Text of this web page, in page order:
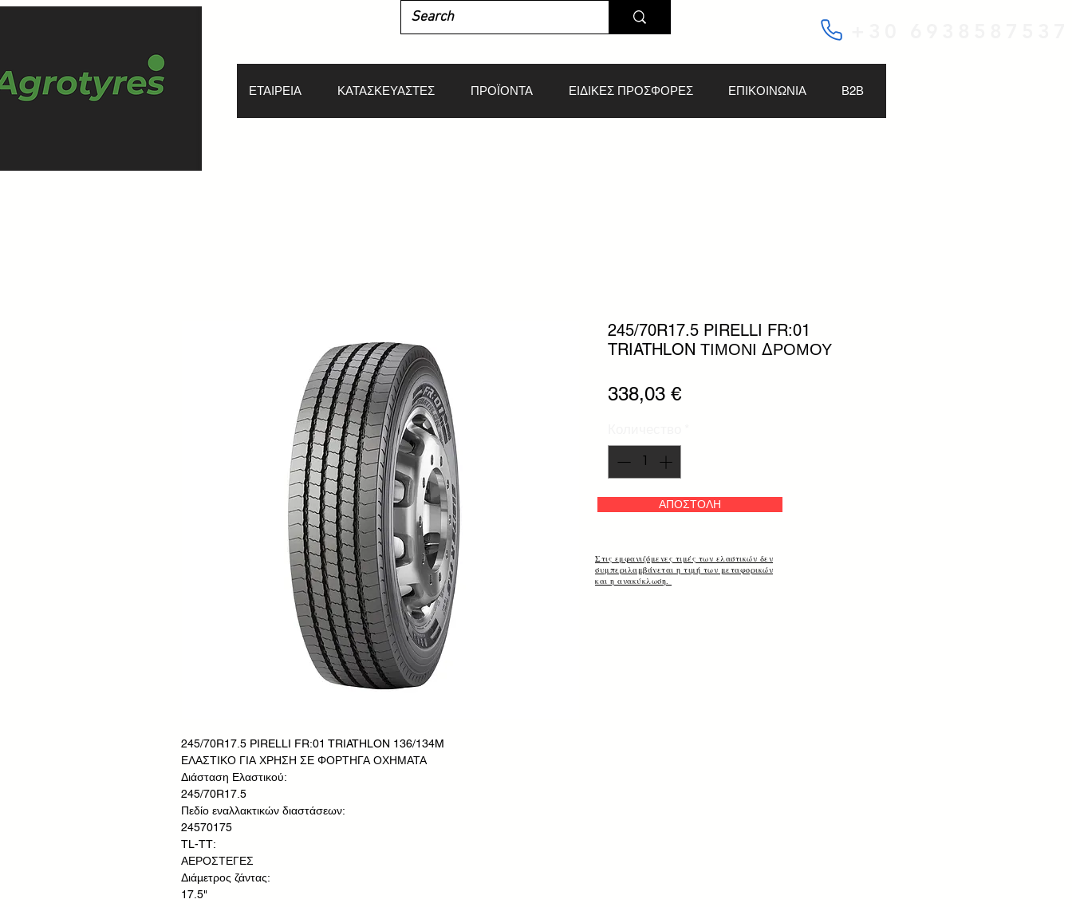
ΕΤΑΙΡΕΙΑ ΚΑΤΑΣΚΕΥΑΣΤΕΣ ΠΡΟΪΟΝΤΑ ΕΙΔΙΚΕΣ ΠΡΟΣΦΟΡΕΣ ΕΠΙΚΟΙΝΩΝΙΑ Β2Β
245/70R17.5 PIRELLI FR:01 TRIATHLON 136/134M
ΕΛΑΣΤΙΚΟ ΓΙΑ ΧΡΗΣΗ ΣΕ ΦΟΡΤΗΓΑ ΟΧΗΜΑΤΑ
Διάσταση Ελαστικού:
245/70R17.5
Πεδίο εναλλακτικών διαστάσεων:
24570175
TL-TT:
ΑΕΡΟΣΤΕΓΕΣ
Διάμετρος ζάντας:
17.5"
245/70R17.5 PIRELLI FR:01
TRIATHLON ΤΙΜΟΝΙ ΔΡΟΜΟΥ
338,03 €Цена
ΑΠΟΣΤΟΛΗ
Στις εμφανιζόμενες τιμές των ελαστικών δεν
συμπεριλαμβάνεται η τιμή των μεταφορικών
και η ανακύκλωση.